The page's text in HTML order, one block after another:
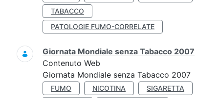
TABACCO
PATOLOGIE FUMO-CORRELATE
Giornata Mondiale senza Tabacco 2007
Contenuto Web
Giornata Mondiale senza Tabacco 2007
FUMO NICOTINA
SIGARETTA